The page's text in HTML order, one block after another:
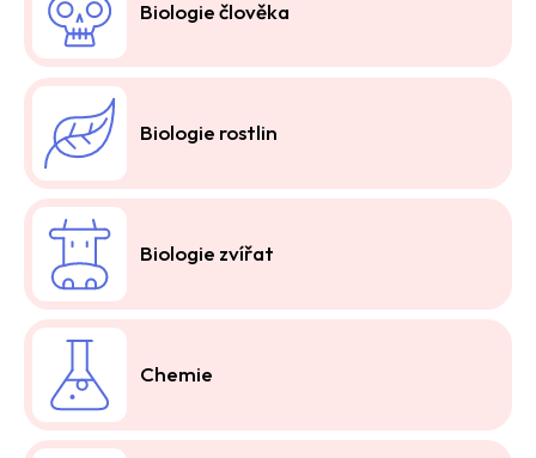
Biologie člověka
Biologie rostlin
Biologie zvířat
Chemie